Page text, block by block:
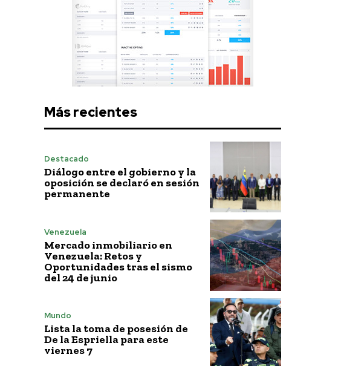
Más recientes
Destacado
Diálogo entre el gobierno y la
oposición se declaró en sesión
permanente
Venezuela
Mercado inmobiliario en
Venezuela: Retos y
Oportunidades tras el sismo
del 24 de junio
Mundo
Lista la toma de posesión de
De la Espriella para este
viernes 7